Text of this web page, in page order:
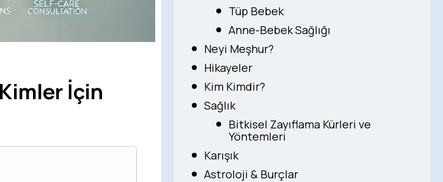
İçin
Tüp Bebek
Anne-Bebek Sağlığı
Neyi Meşhur?
Hikayeler
Kim Kimdir?
Sağlık
Bitkisel Zayıflama Kürleri ve
Yöntemleri
Karışık
Astroloji & Burçlar